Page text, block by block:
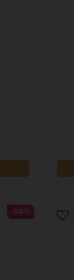
-50%